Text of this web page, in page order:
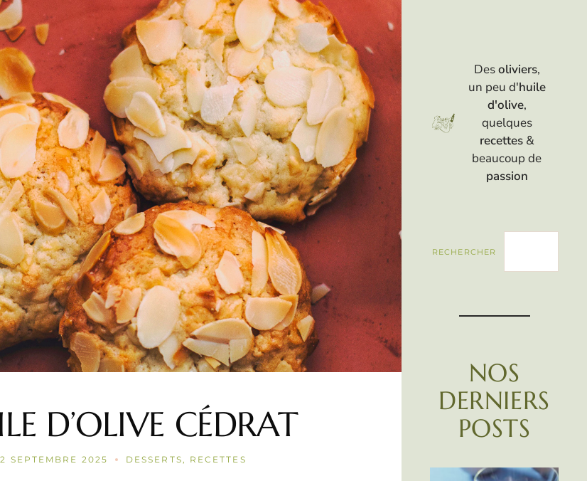
D’OLIVE CÉDRAT
2 SEPTEMBRE 2025 DESSERTS RECETTES
Desoliviers,
un peu d'huile
d'olive,
quelques
recettes &
beaucoup de
passion
RECHERCHER
NOS
DERNIERS
POSTS